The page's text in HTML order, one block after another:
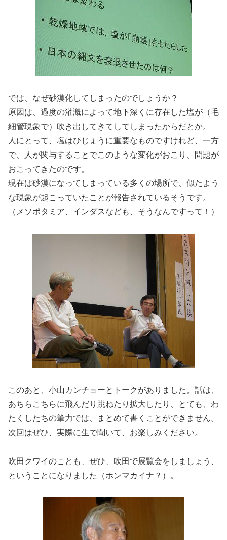
では、なぜ砂漠化してしまったのでしょうか？
原因は、過度の灌漑によって地下深くに存在した塩が（毛
細管現象で）吹き出してきてしてしまったからだとか。
人にとって、塩はひじょうに重要なものですけれど、一方
で、人が関与することでこのような変化がおこり、問題が
おこってきたのです。
現在は砂漠になってしまっている多くの場所で、似たよう
な現象が起こっていたことが報告されているそうです。
（メソポタミア、インダスなども、そうなんですって！）
このあと、小山カンチョーとトークがありました。話は、
あちらこちらに飛んだり跳ねたり拡大したり、とても、わ
たくしたちの筆力では、まとめて書くことができません。
次回はぜひ、実際に生で聞いて、お楽しみください。
吹田クワイのことも、ぜひ、吹田で展覧会をしましょう、
ということになりました（ホンマカイナ？）。